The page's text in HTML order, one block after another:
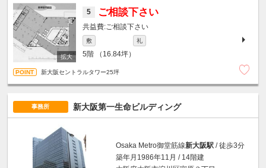
5 ご相談下さい
ご相談下さい
敷 礼
5階 （16.84坪）
新大阪セントラルタワー25坪
事務所 新大阪第一生命ビルディング
Osaka Metro御堂筋線新大阪駅 / 徒歩3分
築年月1986年11月 / 14階建